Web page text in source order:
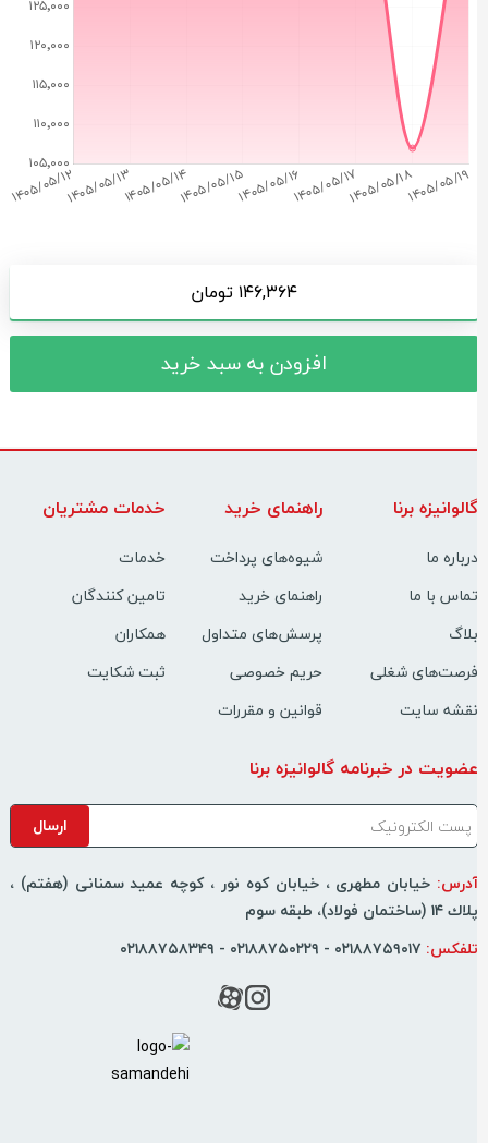
۱۴۶,۳۶۴ تومان
افزودن به سبد خرید
برنا
ما
با ما
شغلی
سایت
راهنمای خرید
شیوه‌های پرداخت
راهنمای خرید
پرسش‌های متداول
حریم خصوصی
قوانین و مقررات
خدمات مشتریان
خدمات
تامین کنندگان
همکاران
ثبت شکایت
در خبرنامه گالوانیزه برنا
خیابان مطهری ، خیابان کوه نور ، كوچه عمید سمنانی (هفتم) ،
(ساختمان فولاد)، طبقه سوم
۰۲۱۸۸۷۵۹۰۱۷ - ۰۲۱۸۸۷۵۰۲۲۹ - ۰۲۱۸۸۷۵۸۳۴۹